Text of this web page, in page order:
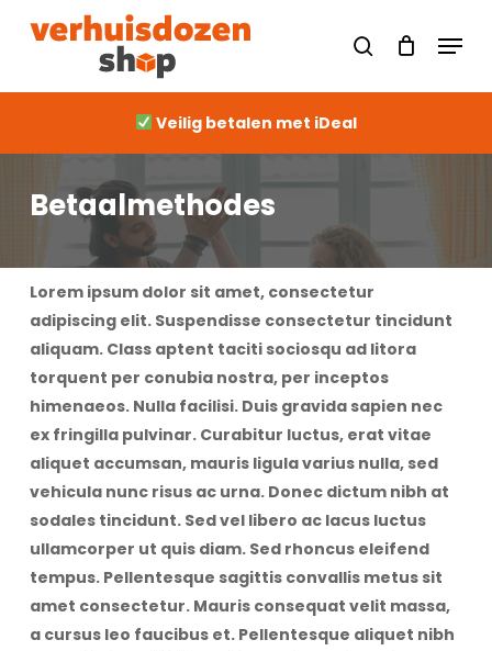
content
search
Cart Close
Veilig betalen met iDeal
Betaalmethodes
Lorem ipsum dolor sit amet, consectetur
adipiscing elit. Suspendisse consectetur tincidunt
aliquam. Class aptent taciti sociosqu ad litora
torquent per conubia nostra, per inceptos
himenaeos. Nulla facilisi. Duis gravida sapien nec
ex fringilla pulvinar. Curabitur luctus, erat vitae
aliquet accumsan, mauris ligula varius nulla, sed
vehicula nunc risus ac urna. Donec dictum nibh at
sodales tincidunt. Sed vel libero ac lacus luctus
ullamcorper ut quis diam. Sed rhoncus eleifend
tempus. Pellentesque sagittis convallis metus sit
amet consectetur. Mauris consequat velit massa,
a cursus leo faucibus et. Pellentesque aliquet nibh